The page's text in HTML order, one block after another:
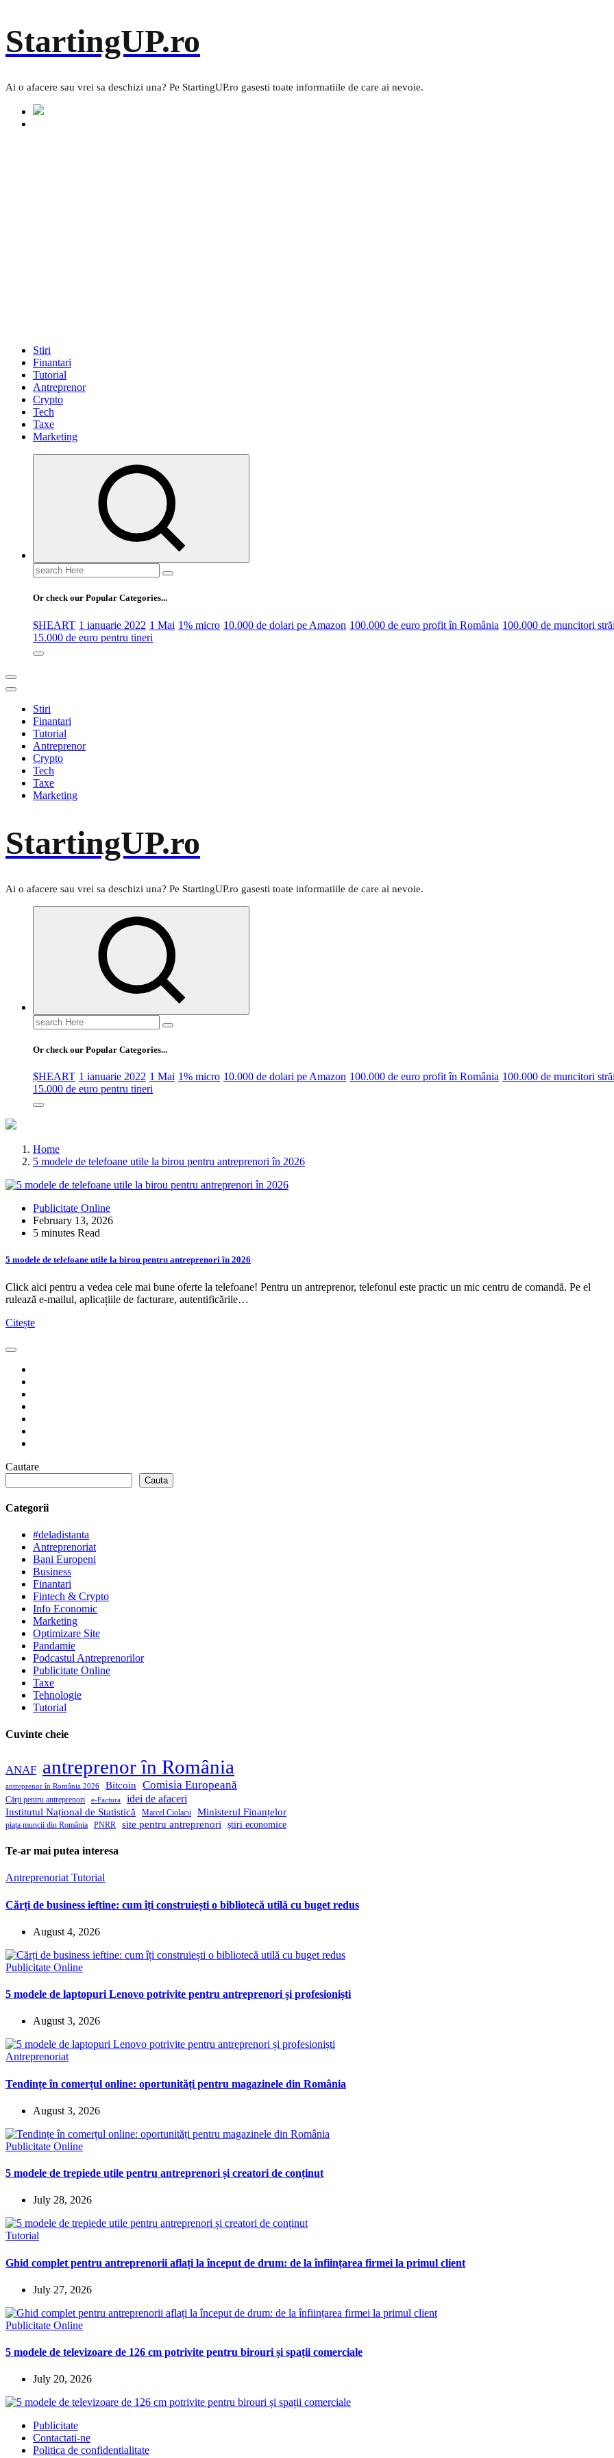
to
content
StartingUP.ro
Ai o afacere sau vrei sa deschizi una? Pe StartingUP.ro gasesti toate informatiile de care ai nevoie.
Stiri
Finantari
Tutorial
Antreprenor
Crypto
Tech
Taxe
Marketing
Search
for:
Or check our Popular Categories...
$HEART 1 ianuarie 2022 1 Mai 1% micro 10.000 de dolari pe Amazon 100.000 de euro profit în România 100.000 de muncitori
15.000 de euro pentru tineri
Stiri
Finantari
Tutorial
Antreprenor
Crypto
Tech
Taxe
Marketing
StartingUP.ro
Ai o afacere sau vrei sa deschizi una? Pe StartingUP.ro gasesti toate informatiile de care ai nevoie.
Search
for:
Or check our Popular Categories...
$HEART 1 ianuarie 2022 1 Mai 1% micro 10.000 de dolari pe Amazon 100.000 de euro profit în România 100.000 de muncitori
15.000 de euro pentru tineri
Home
5 modele de telefoane utile la birou pentru antreprenori în 2026
Publicitate Online
February 13, 2026
5 minutes Read
5 modele de telefoane utile la birou pentru antreprenori în 2026
Click aici pentru a vedea cele mai bune oferte la telefoane! Pentru un antreprenor, telefonul este practic un mic centru de comandă. Pe el
rulează e-mailul, aplicațiile de facturare, autentificările…
Citește
Cautare
Cauta
Categorii
#deladistanta
Antreprenoriat
Bani Europeni
Business
Finantari
Fintech & Crypto
Info Economic
Marketing
Optimizare Site
Pandamie
Podcastul Antreprenorilor
Publicitate Online
Taxe
Tehnologie
Tutorial
Cuvinte cheie
ANAF antreprenor în România
antreprenor în România 2026 Bitcoin Comisia Europeană
Cărți pentru antreprenori e-Factura idei de afaceri
Institutul Național de Statistică Marcel Ciolacu Ministerul Finanțelor
piața muncii din România PNRR site pentru antreprenori știri economice
Te-ar mai putea interesa
Antreprenoriat Tutorial
Cărți de business ieftine: cum îți construiești o bibliotecă utilă cu buget redus
August 4, 2026
Publicitate Online
5 modele de laptopuri Lenovo potrivite pentru antreprenori și profesioniști
August 3, 2026
Antreprenoriat
Tendințe în comerțul online: oportunități pentru magazinele din România
August 3, 2026
Publicitate Online
5 modele de trepiede utile pentru antreprenori și creatori de conținut
July 28, 2026
Tutorial
Ghid complet pentru antreprenorii aflați la început de drum: de la înființarea firmei la primul client
July 27, 2026
Publicitate Online
5 modele de televizoare de 126 cm potrivite pentru birouri și spații comerciale
July 20, 2026
Publicitate
Contactati-ne
Politica de confidentialitate